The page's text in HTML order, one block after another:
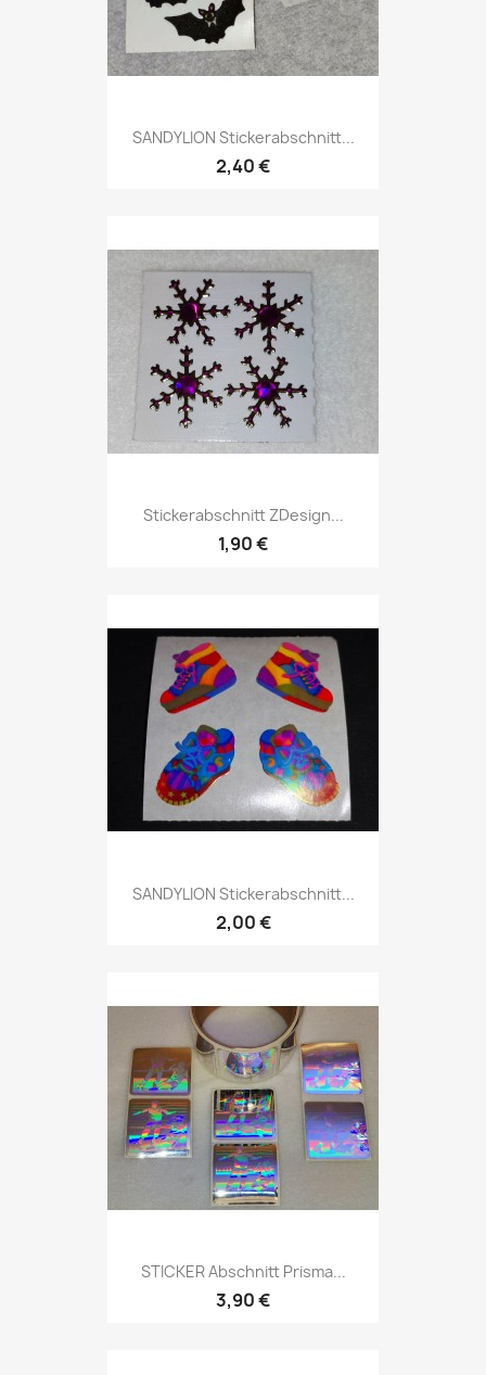
SANDYLION Stickerabschnitt...
2,40 €
Stickerabschnitt ZDesign...
1,90 €
SANDYLION Stickerabschnitt...
2,00 €
STICKER Abschnitt Prisma...
3,90 €